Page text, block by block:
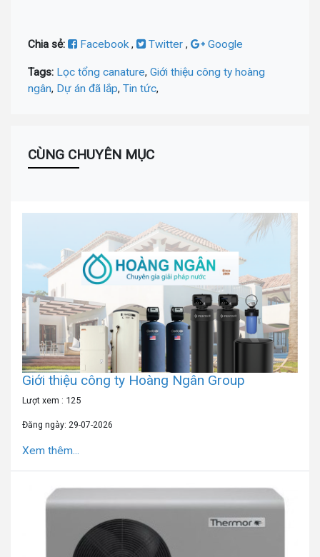
Chia sẻ: Facebook, Twitter , Google
Tags: Lọc tổng canature, Giới thiệu công ty hoàng
ngân, Dự án đã lắp, Tin tức,
CÙNG CHUYÊN MỤC
Giới thiệu công ty Hoàng Ngân Group
Lượt xem : 125
Đăng ngày: 29-07-2026
Xem thêm...